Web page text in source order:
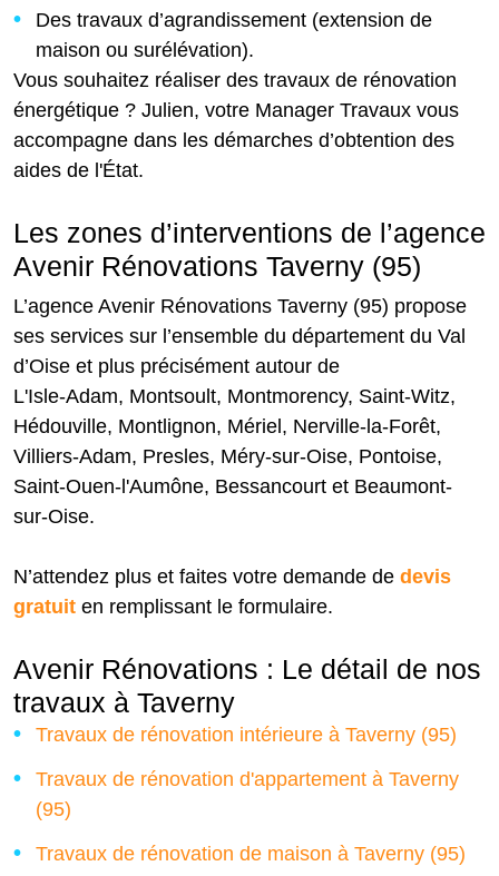
Des travaux d’agrandissement (extension de
maison ou surélévation).
Vous souhaitez réaliser des travaux de rénovation
énergétique ? Julien, votre Manager Travaux vous
accompagne dans les démarches d’obtention des
aides de l'État.
Les zones d’interventions de l’agence
Avenir Rénovations Taverny (95)
L’agence Avenir Rénovations Taverny (95) propose
ses services sur l’ensemble du département du Val
d’Oise et plus précisément autour de
L'Isle-Adam, Montsoult, Montmorency, Saint-Witz,
Hédouville, Montlignon, Mériel, Nerville-la-Forêt,
Villiers-Adam, Presles, Méry-sur-Oise, Pontoise,
Saint-Ouen-l'Aumône, Bessancourt et Beaumont-
sur-Oise.
N’attendez plus et faites votre demande de devis
gratuit en remplissant le formulaire.
Avenir Rénovations : Le détail de nos
travaux à Taverny
Travaux de rénovation intérieure à Taverny (95)
Travaux de rénovation d'appartement à Taverny
(95)
Travaux de rénovation de maison à Taverny (95)